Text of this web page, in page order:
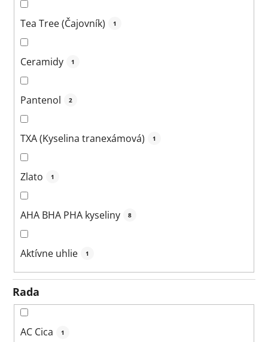
Tea Tree (Čajovník) 1
Ceramidy 1
Pantenol 2
TXA (Kyselina tranexámová) 1
Zlato 1
AHA BHA PHA kyseliny 8
Aktívne uhlie 1
Rada
AC Cica 1